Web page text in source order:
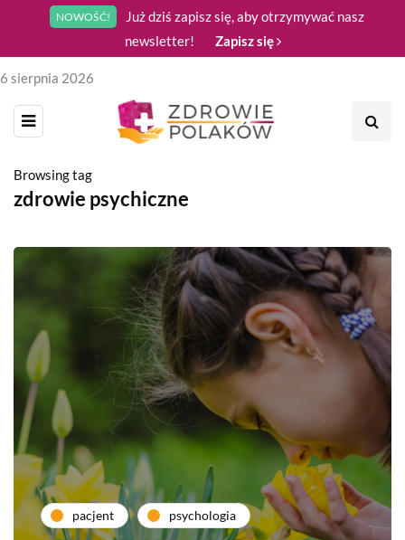
NOWOŚĆ!
Już dziś zapisz się, aby otrzymywać nasz
newsletter!
Zapisz się
6 sierpnia 2026
Browsing tag
zdrowie psychiczne
pacjent psychologia